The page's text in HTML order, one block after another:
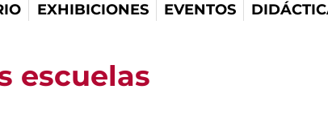
EXHIBICIONES EVENTOS
escuelas